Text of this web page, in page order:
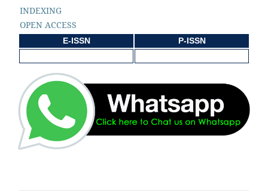
INDEXING
OPEN ACCESS
E-ISSN P-ISSN